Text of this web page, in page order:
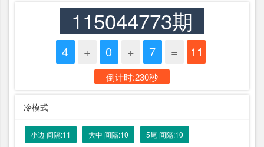
115044773期
4 + 0 + 7 = 11
倒计时:230秒
冷模式
小边 间隔:11 大中 间隔:10 5尾 间隔:10